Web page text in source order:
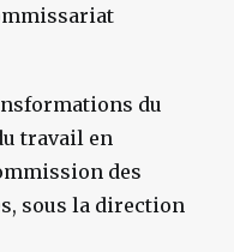
du
travail en
des
sous la direction